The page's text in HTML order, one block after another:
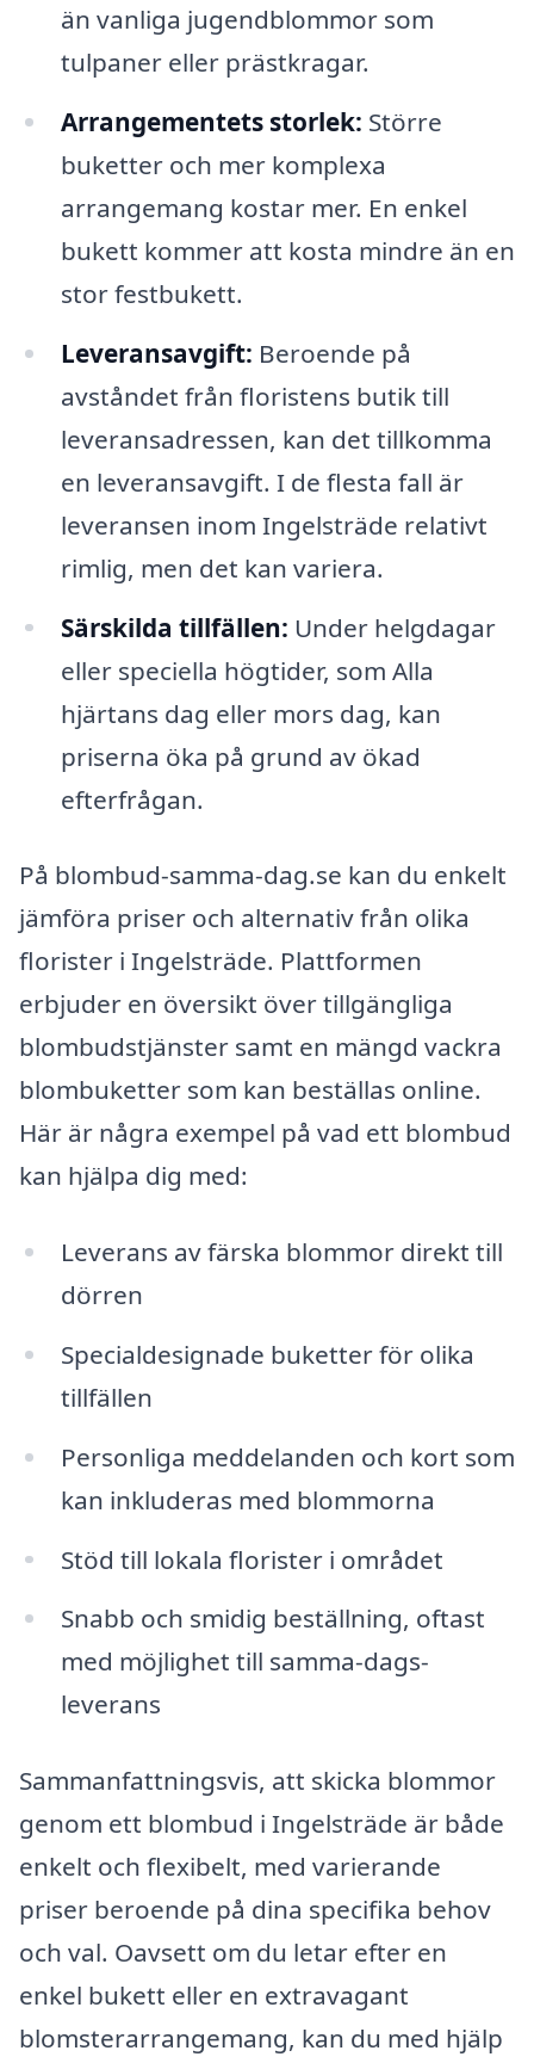
än vanliga jugendblommor som
tulpaner eller prästkragar.
Arrangementets storlek: Större
buketter och mer komplexa
arrangemang kostar mer. En enkel
bukett kommer att kosta mindre än en
stor festbukett.
Leveransavgift: Beroende på
avståndet från floristens butik till
leveransadressen, kan det tillkomma
en leveransavgift. I de flesta fall är
leveransen inom Ingelsträde relativt
rimlig, men det kan variera.
Särskilda tillfällen: Under helgdagar
eller speciella högtider, som Alla
hjärtans dag eller mors dag, kan
priserna öka på grund av ökad
efterfrågan.
På blombud-samma-dag.se kan du enkelt
jämföra priser och alternativ från olika
florister i Ingelsträde. Plattformen
erbjuder en översikt över tillgängliga
blombudstjänster samt en mängd vackra
blombuketter som kan beställas online.
Här är några exempel på vad ett blombud
kan hjälpa dig med:
Leverans av färska blommor direkt till
dörren
Specialdesignade buketter för olika
tillfällen
Personliga meddelanden och kort som
kan inkluderas med blommorna
Stöd till lokala florister i området
Snabb och smidig beställning, oftast
med möjlighet till samma-dags-
leverans
Sammanfattningsvis, att skicka blommor
genom ett blombud i Ingelsträde är både
enkelt och flexibelt, med varierande
priser beroende på dina specifika behov
och val. Oavsett om du letar efter en
enkel bukett eller en extravagant
blomsterarrangemang, kan du med hjälp